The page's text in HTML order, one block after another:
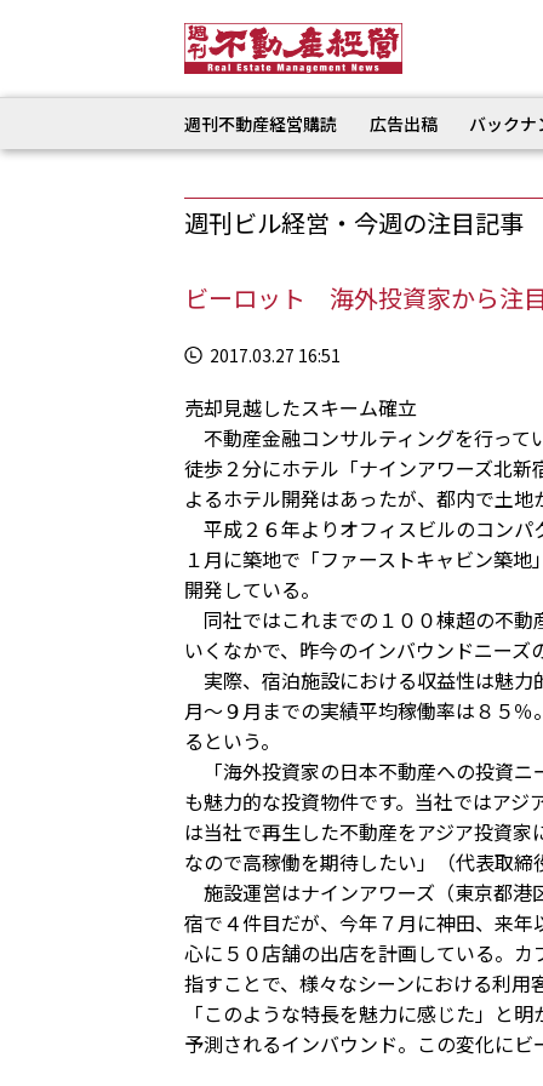
週刊不動産経営購読 広告出稿 バック
週刊ビル経営・今週の注目記事
ビーロット 海外投資家から注
2017.03.27 16:51
売却見越したスキーム確立
不動産金融コンサルティングを行って
徒歩２分にホテル「ナインアワーズ北
よるホテル開発はあったが、都内で土
平成２６年よりオフィスビルのコン
１月に築地で「ファーストキャビン築
開発している。
同社ではこれまでの１００棟超の不動
いくなかで、昨今のインバウンドニー
実際、宿泊施設における収益性は魅
月～９月までの実績平均稼働率は８５
るという。
「海外投資家の日本不動産への投資ニ
も魅力的な投資物件です。当社ではア
は当社で再生した不動産をアジア投資
なので高稼働を期待したい」（代表取
施設運営はナインアワーズ（東京都港
宿で４件目だが、今年７月に神田、来
心に５０店舗の出店を計画している。
指すことで、様々なシーンにおける利
「このような特長を魅力に感じた」と
予測されるインバウンド。この変化に